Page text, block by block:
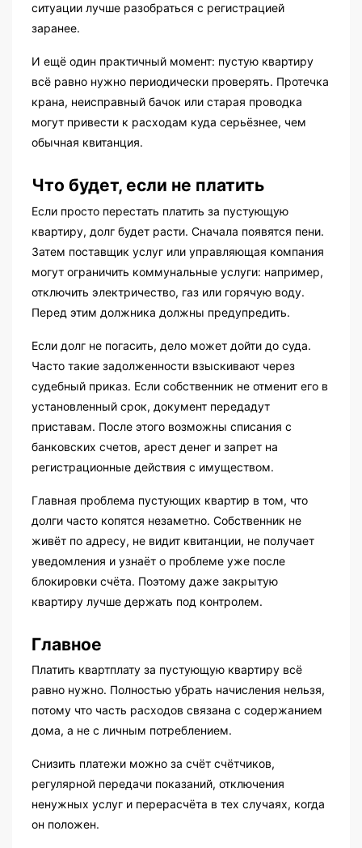
ситуации лучше разобраться с регистрацией
заранее.
И ещё один практичный момент: пустую квартиру
всё равно нужно периодически проверять. Протечка
крана, неисправный бачок или старая проводка
могут привести к расходам куда серьёзнее, чем
обычная квитанция.
Что будет, если не платить
Если просто перестать платить за пустующую
квартиру, долг будет расти. Сначала появятся пени.
Затем поставщик услуг или управляющая компания
могут ограничить коммунальные услуги: например,
отключить электричество, газ или горячую воду.
Перед этим должника должны предупредить.
Если долг не погасить, дело может дойти до суда.
Часто такие задолженности взыскивают через
судебный приказ. Если собственник не отменит его в
установленный срок, документ передадут
приставам. После этого возможны списания с
банковских счетов, арест денег и запрет на
регистрационные действия с имуществом.
Главная проблема пустующих квартир в том, что
долги часто копятся незаметно. Собственник не
живёт по адресу, не видит квитанции, не получает
уведомления и узнаёт о проблеме уже после
блокировки счёта. Поэтому даже закрытую
квартиру лучше держать под контролем.
Главное
Платить квартплату за пустующую квартиру всё
равно нужно. Полностью убрать начисления нельзя,
потому что часть расходов связана с содержанием
дома, а не с личным потреблением.
Снизить платежи можно за счёт счётчиков,
регулярной передачи показаний, отключения
ненужных услуг и перерасчёта в тех случаях, когда
он положен.